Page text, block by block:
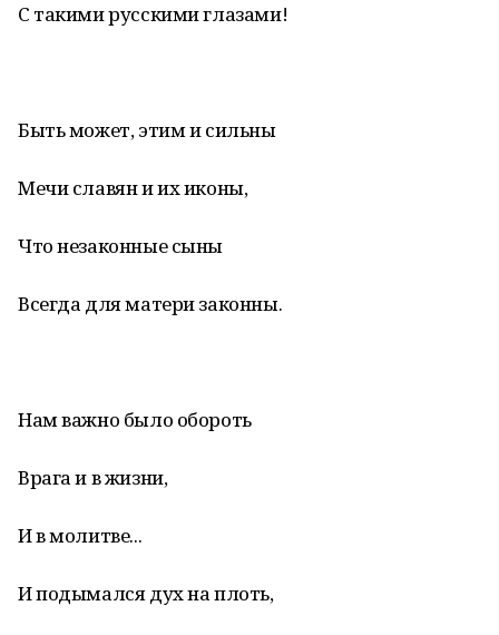
С такими русскими глазами!
Быть может, этим и сильны
Мечи славян и их иконы,
Что незаконные сыны
Всегда для матери законны.
Нам важно было обороть
Врага и в жизни,
И в молитве...
И подымался дух на плоть,